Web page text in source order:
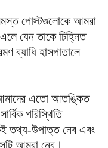
সমস্ত পোস্টগুলোকে আমরা
যেন তাকে চিহ্নিত
ব্যাধি হাসপাতালে
আমাদের এতো আতঙ্কিত
পরিস্থিতি
তথ্য-উপাত্ত নেব এবং
আমরা নেব।